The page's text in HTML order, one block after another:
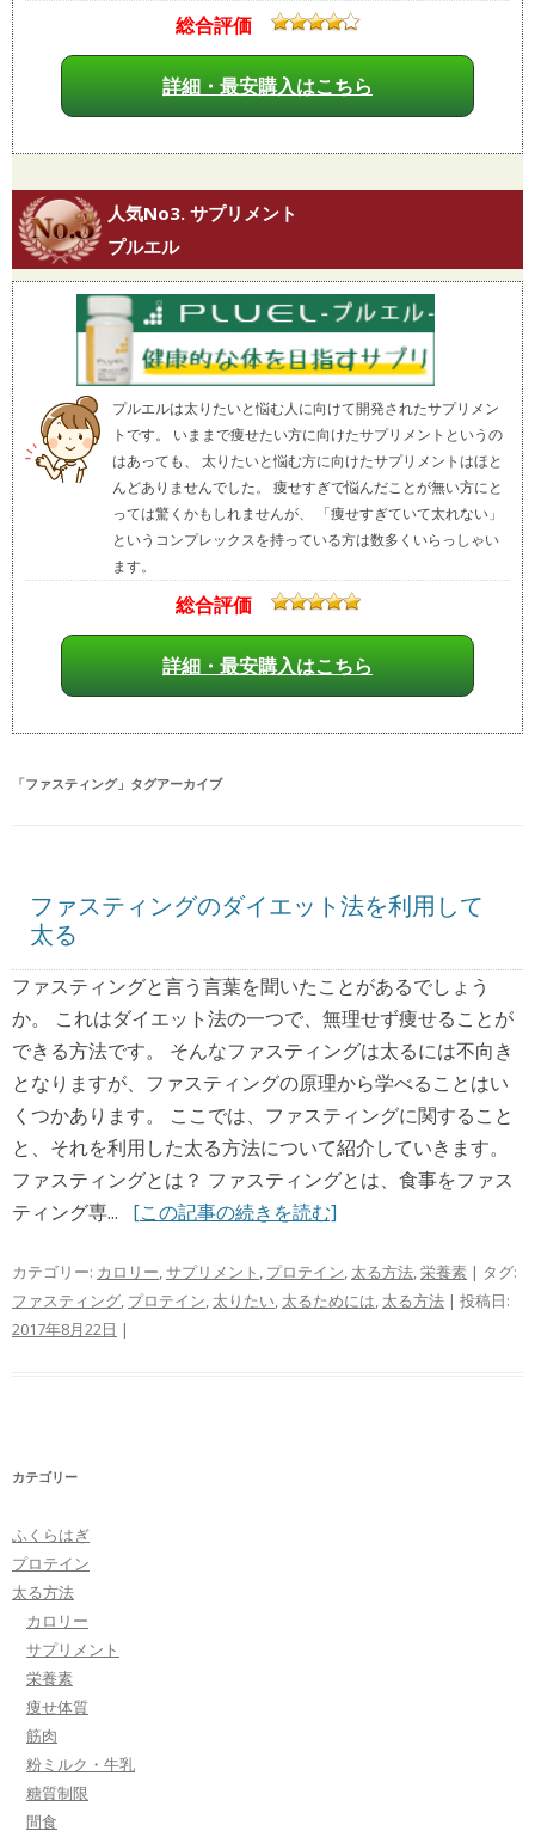
総合評価
詳細・最安購入はこちら
人気No3. サプリメント
プルエル
プルエルは太りたいと悩む人に向けて開発されたサプリメン
トです。 いままで痩せたい方に向けたサプリメントというの
はあっても、 太りたいと悩む方に向けたサプリメントはほと
んどありませんでした。 痩せすぎで悩んだことが無い方にと
っては驚くかもしれませんが、 「痩せすぎていて太れない」
というコンプレックスを持っている方は数多くいらっしゃい
ます。
総合評価
詳細・最安購入はこちら
「ファスティング」タグアーカイブ
ファスティングのダイエット法を利用して
太る
ファスティングと言う言葉を聞いたことがあるでしょう
か。 これはダイエット法の一つで、無理せず痩せることが
できる方法です。 そんなファスティングは太るには不向き
となりますが、ファスティングの原理から学べることはい
くつかあります。 ここでは、ファスティングに関すること
と、それを利用した太る方法について紹介していきます。
ファスティングとは？ ファスティングとは、食事をファス
ティング専... [この記事の続きを読む]
カテゴリー: カロリー サプリメント プロテイン 太る方法 栄養素 | タグ:
ファスティング プロテイン 太りたい 太るためには 太る方法 | 投稿日:
2017年8月22日 |
カテゴリー
ふくらはぎ
プロテイン
太る方法
カロリー
サプリメント
栄養素
痩せ体質
筋肉
粉ミルク・牛乳
糖質制限
間食